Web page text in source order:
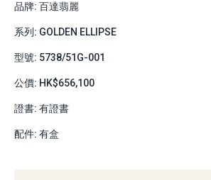
品牌: 百達翡麗
系列: GOLDEN ELLIPSE
型號: 5738/51G-001
公價: HK$656,100
證書: 有證書
配件: 有盒